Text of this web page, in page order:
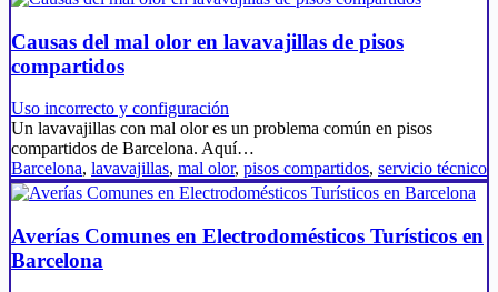
Causas del mal olor en lavavajillas de pisos
compartidos
Uso incorrecto y configuración
Un lavavajillas con mal olor es un problema común en pisos
compartidos de Barcelona. Aquí…
Barcelona, lavavajillas, mal olor, pisos compartidos, servicio técnico
Averías Comunes en Electrodomésticos Turísticos en
Barcelona